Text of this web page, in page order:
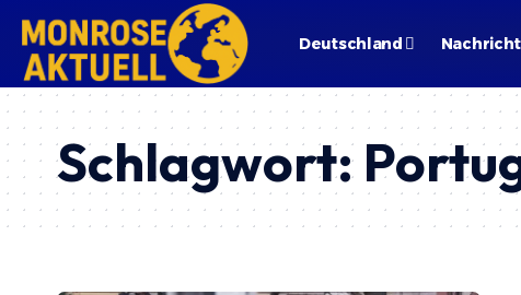
Deutschland
Schlagwort: